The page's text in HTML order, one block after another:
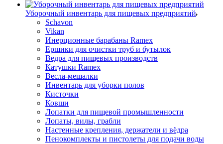
Уборочный инвентарь для пищевых предприятий
Schavon
Vikan
Инерционные барабаны Ramex
Ершики для очистки труб и бутылок
Ведра для пищевых производств
Катушки Ramex
Весла-мешалки
Инвентарь для уборки полов
Кисточки
Ковши
Лопатки для пищевой промышленности
Лопаты, вилы, грабли
Настенные крепления, держатели и вёдра
Пенокомплекты и пистолеты для подачи воды